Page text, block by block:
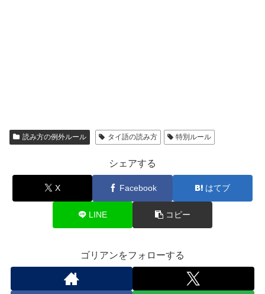
読み方の例外ルール タイ語の読み方 特別ルール
シェアする
X Facebook はてブ
LINE コピー
ゴリアンをフォローする